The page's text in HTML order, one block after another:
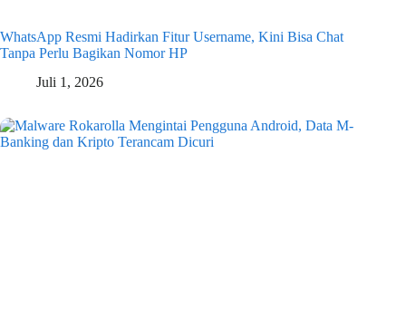
WhatsApp Resmi Hadirkan Fitur Username, Kini Bisa Chat
Tanpa Perlu Bagikan Nomor HP
Juli 1, 2026